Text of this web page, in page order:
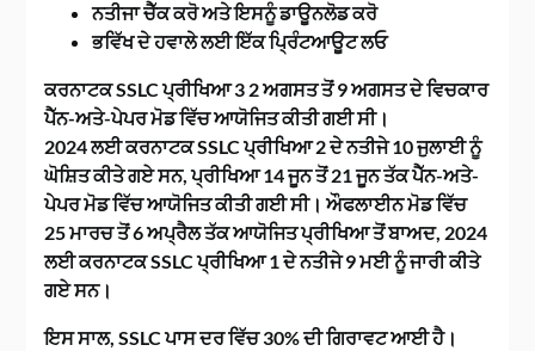
ਨਤੀਜਾ ਚੈੱਕ ਕਰੋ ਅਤੇ ਇਸਨੂੰ ਡਾਊਨਲੋਡ ਕਰੋ
ਭਵਿੱਖ ਦੇ ਹਵਾਲੇ ਲਈ ਇੱਕ ਪ੍ਰਿੰਟਆਊਟ ਲਓ
ਕਰਨਾਟਕ SSLC ਪ੍ਰੀਖਿਆ 3 2 ਅਗਸਤ ਤੋਂ 9 ਅਗਸਤ ਦੇ ਵਿਚਕਾਰ
ਪੈੱਨ-ਅਤੇ-ਪੇਪਰ ਮੋਡ ਵਿੱਚ ਆਯੋਜਿਤ ਕੀਤੀ ਗਈ ਸੀ।
2024 ਲਈ ਕਰਨਾਟਕ SSLC ਪ੍ਰੀਖਿਆ 2 ਦੇ ਨਤੀਜੇ 10 ਜੁਲਾਈ ਨੂੰ
ਘੋਸ਼ਿਤ ਕੀਤੇ ਗਏ ਸਨ, ਪ੍ਰੀਖਿਆ 14 ਜੂਨ ਤੋਂ 21 ਜੂਨ ਤੱਕ ਪੈੱਨ-ਅਤੇ-
ਪੇਪਰ ਮੋਡ ਵਿੱਚ ਆਯੋਜਿਤ ਕੀਤੀ ਗਈ ਸੀ। ਔਫਲਾਈਨ ਮੋਡ ਵਿੱਚ
25 ਮਾਰਚ ਤੋਂ 6 ਅਪ੍ਰੈਲ ਤੱਕ ਆਯੋਜਿਤ ਪ੍ਰੀਖਿਆ ਤੋਂ ਬਾਅਦ, 2024
ਲਈ ਕਰਨਾਟਕ SSLC ਪ੍ਰੀਖਿਆ 1 ਦੇ ਨਤੀਜੇ 9 ਮਈ ਨੂੰ ਜਾਰੀ ਕੀਤੇ
ਗਏ ਸਨ।
ਇਸ ਸਾਲ, SSLC ਪਾਸ ਦਰ ਵਿੱਚ 30% ਦੀ ਗਿਰਾਵਟ ਆਈ ਹੈ।